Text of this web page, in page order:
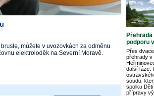
můžete v uvozovkách za odměnu
elektroloděk na Severní Moravě.
podporu
Přes
přehrady v
další fáze.
soudu,
spolku
přípravy